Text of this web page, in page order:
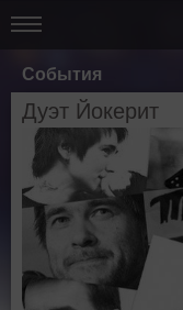
События
Дуэт Йокерит